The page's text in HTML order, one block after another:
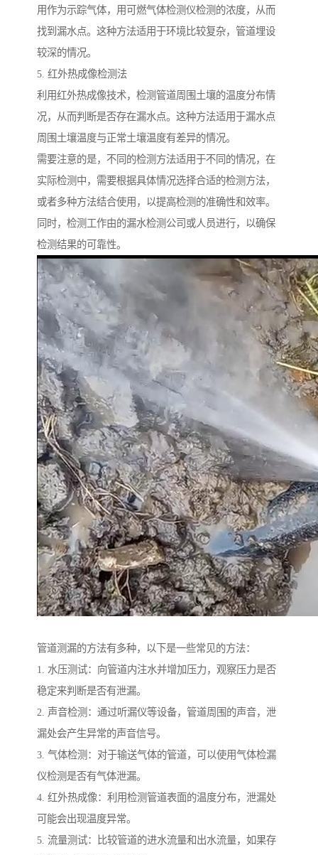
用作为示踪气体，用可燃气体检测仪检测的浓度，从而
找到漏水点。这种方法适用于环境比较复杂，管道埋设
较深的情况。
5. 红外热成像检测法
利用红外热成像技术，检测管道周围土壤的温度分布情
况，从而判断是否存在漏水点。这种方法适用于漏水点
周围土壤温度与正常土壤温度有差异的情况。
需要注意的是，不同的检测方法适用于不同的情况，在
实际检测中，需要根据具体情况选择合适的检测方法，
或者多种方法结合使用，以提高检测的准确性和效率。
同时，检测工作由的漏水检测公司或人员进行，以确保
检测结果的可靠性。
管道测漏的方法有多种，以下是一些常见的方法：
1. 水压测试：向管道内注水并增加压力，观察压力是否
稳定来判断是否有泄漏。
2. 声音检测：通过听漏仪等设备，管道周围的声音，泄
漏处会产生异常的声音信号。
3. 气体检测：对于输送气体的管道，可以使用气体检漏
仪检测是否有气体泄漏。
4. 红外热成像：利用检测管道表面的温度分布，泄漏处
可能会出现温度异常。
5. 流量测试：比较管道的进水流量和出水流量，如果存